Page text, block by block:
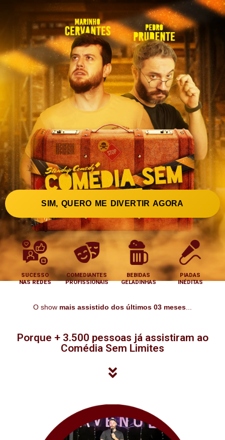
SIM, QUERO ME DIVERTIR AGORA
SUCESSO
NAS REDES
COMEDIANTES
PROFISSIONAIS
BEBIDAS
GELADINHAS
PIADAS
INÉDITAS
O show mais assistido dos últimos 03 meses...
Porque + 3.500 pessoas já assistiram ao
Comédia Sem Limites